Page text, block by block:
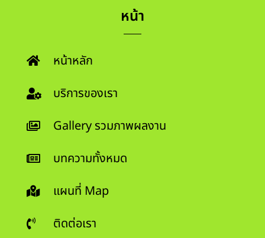
หน้า
หน้าหลัก
บริการของเรา
Gallery รวมภาพผลงาน
บทความทั้งหมด
แผนที่ Map
ติดต่อเรา